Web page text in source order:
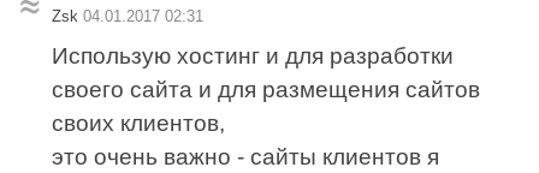
Zsk 04.01.2017 02:31
Использую хостинг и для разработки
своего сайта и для размещения сайтов
своих клиентов,
это очень важно - сайты клиентов я